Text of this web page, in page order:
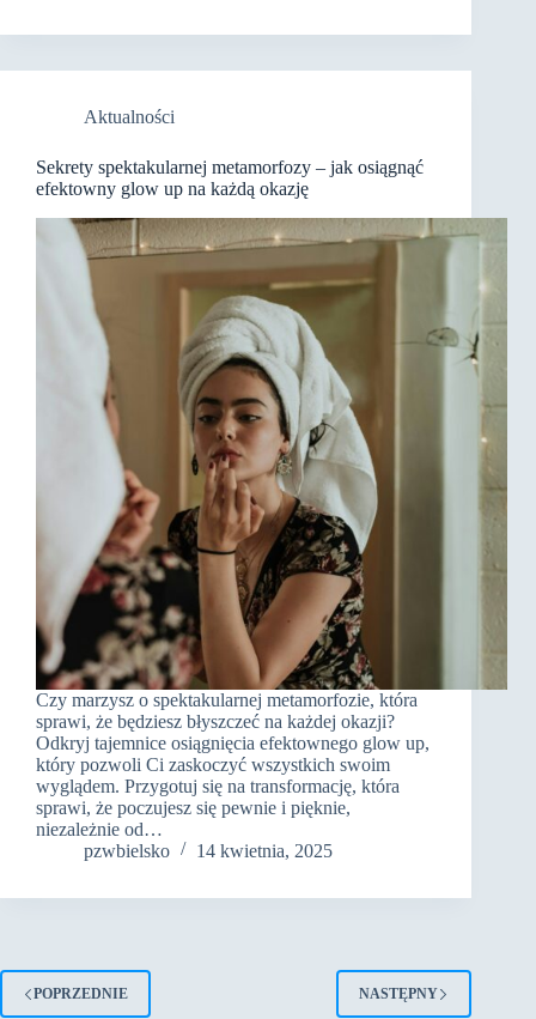
Aktualności
Sekrety spektakularnej metamorfozy – jak osiągnąć
efektowny glow up na każdą okazję
Czy marzysz o spektakularnej metamorfozie, która
sprawi, że będziesz błyszczeć na każdej okazji?
Odkryj tajemnice osiągnięcia efektownego glow up,
który pozwoli Ci zaskoczyć wszystkich swoim
wyglądem. Przygotuj się na transformację, która
sprawi, że poczujesz się pewnie i pięknie,
niezależnie od…
pzwbielsko
14 kwietnia, 2025
POPRZEDNIE NASTĘPNY